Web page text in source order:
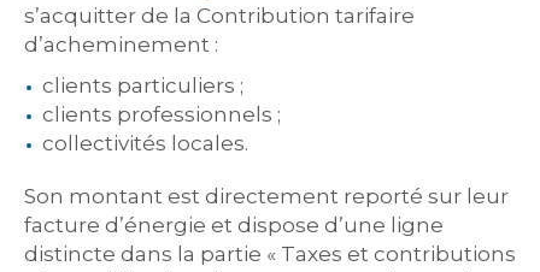
s’acquitter de la Contribution tarifaire
d’acheminement :
clients particuliers ;
clients professionnels ;
collectivités locales.
Son montant est directement reporté sur leur
facture d’énergie et dispose d’une ligne
distincte dans la partie « Taxes et contributions